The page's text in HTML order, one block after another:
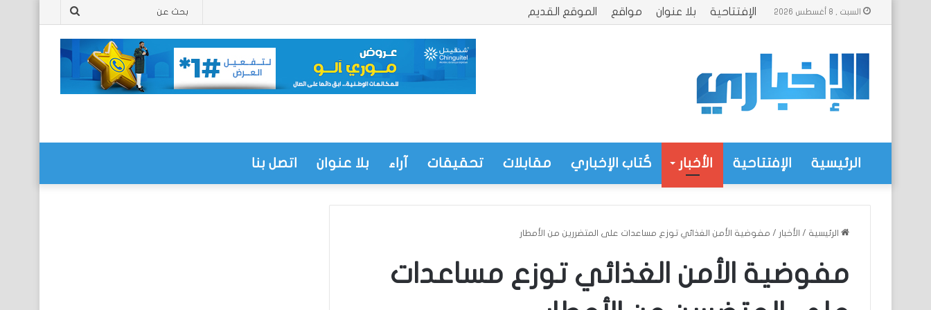
السبت , 8 أغسطس 2026 الإفتتاحية بلا عنوان مواقع الموقع القديم بحث
الرئيسية الإفتتاحية الأخبار كُتاب الإخباري مقابلات تحقيقات آراء بلا عنوان اتصل بنا
الرئيسية / الأخبار / مفوضية الأمن الغذائي توزع مساعدات على المتضررين من الأمطار
مفوضية الأمن الغذائي توزع مساعدات